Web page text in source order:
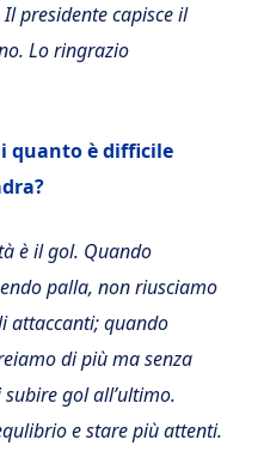
presidente capisce il
Lo ringrazio
quanto è difficile
è il gol. Quando
palla, non riusciamo
attaccanti; quando
di più ma senza
gol all’ultimo.
e stare più attenti.